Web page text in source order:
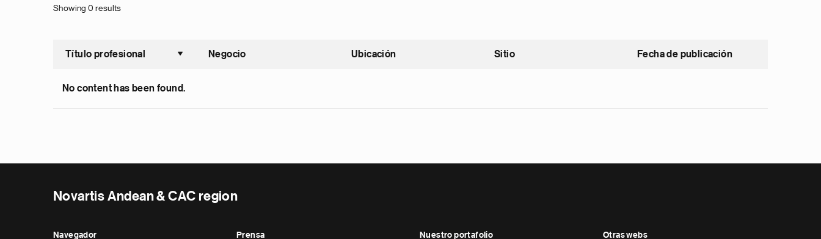
Showing 0 results
Título profesional
Ordenar ascendente
Negocio Ubicación Sitio Fecha de publicación
No content has been found.
Novartis Andean & CAC region
Navegador Prensa Nuestro portafolio Otras webs